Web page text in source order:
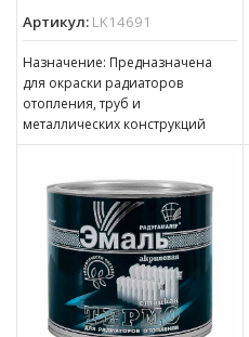
Артикул: LK14691
Назначение: Предназначена
для окраски радиаторов
отопления, труб и
металлических конструкций
внутри помещений, а также
деревянные, бетонные,
кирпичные